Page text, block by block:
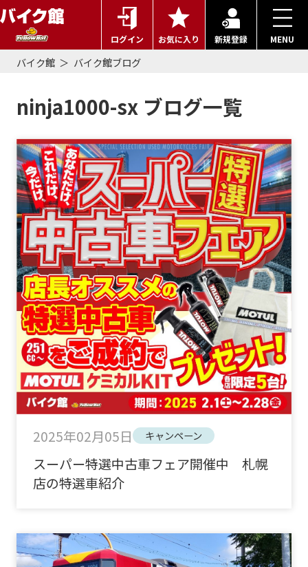
ログイン お気に入り 新規登録 MENU
バイク館 バイク館ブログ
ninja1000-sx ブログ一覧
2025年02月05日 キャンペーン
スーパー特選中古車フェア開催中 札幌
店の特選車紹介